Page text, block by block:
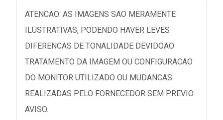
ATENCAO: AS IMAGENS SAO MERAMENTE
ILUSTRATIVAS, PODENDO HAVER LEVES
DIFERENCAS DE TONALIDADE DEVIDOAO
TRATAMENTO DA IMAGEM OU CONFIGURACAO
DO MONITOR UTILIZADO OU MUDANCAS
REALIZADAS PELO FORNECEDOR SEM PREVIO
AVISO.